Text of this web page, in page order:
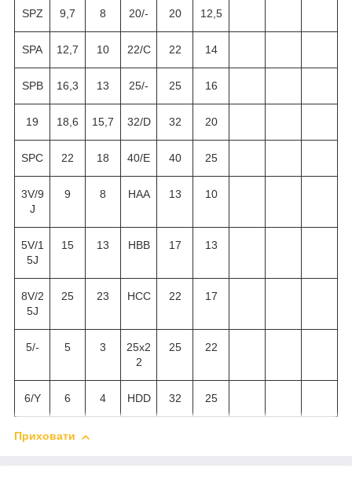
SPZ 9,7 8 20/- 20 12,5
SPA 12,7 10 22/C 22 14
SPB 16,3 13 25/- 25 16
19 18,6 15,7 32/D 32 20
SPC 22 18 40/E 40 25
3V/9
J
9 8 HAA 13 10
5V/1
5J
15 13 HBB 17 13
8V/2
5J
25 23 HCC 22 17
5/- 5 3
25x2
2
25 22
6/Y 6 4 HDD 32 25
Приховати